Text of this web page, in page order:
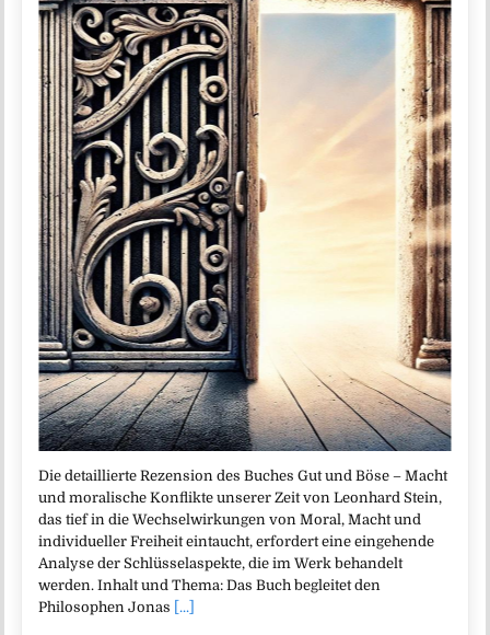
Die detaillierte Rezension des Buches Gut und Böse – Macht
und moralische Konflikte unserer Zeit von Leonhard Stein,
das tief in die Wechselwirkungen von Moral, Macht und
individueller Freiheit eintaucht, erfordert eine eingehende
Analyse der Schlüsselaspekte, die im Werk behandelt
werden. Inhalt und Thema: Das Buch begleitet den
Philosophen Jonas
[...]